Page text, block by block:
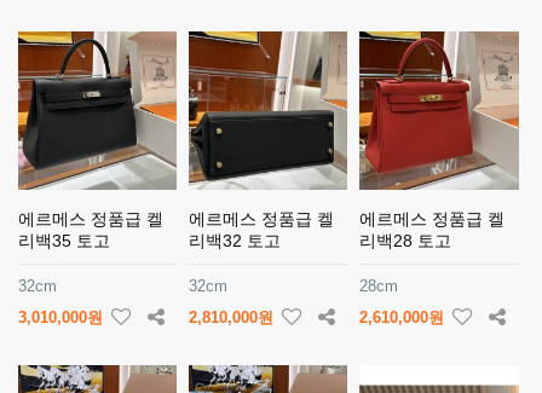
에르메스 정품급 켈
리백35 토고
32cm
3,010,000원
에르메스 정품급 켈
리백32 토고
32cm
2,810,000원
에르메스 정품급 켈
리백28 토고
28cm
2,610,000원